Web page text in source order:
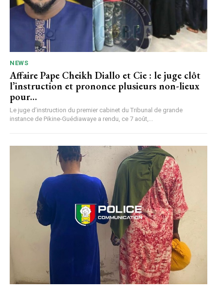
NEWS
Affaire Pape Cheikh Diallo et Cie : le juge clôt
l’instruction et prononce plusieurs non-lieux
pour…
Le juge d’instruction du premier cabinet du Tribunal de grande
instance de Pikine-Guédiawaye a rendu, ce 7 août,...